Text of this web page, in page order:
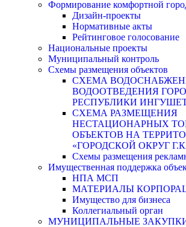
Формирование комфортной
Дизайн-проекты
Нормативные акты
Рейтинговое голосование
Национальные проекты
Муниципальный контроль
Схемы размещения объектов
СХЕМА
ВОДООТВЕДЕНИЯ
РЕСПУБЛИКИ
СХЕМА РАЗМЕЩЕНИЯ
НЕСТАЦИОНАРНЫХ
ОБЪЕКТОВ НА
«ГОРОДСКОЙ ОКРУГ
Схемы размещения
Имущественная поддержка
НПА МСП
МАТЕРИАЛЫ
Имущество для бизнеса
Коллегиальный орган
МУНИЦИПАЛЬНЫЕ